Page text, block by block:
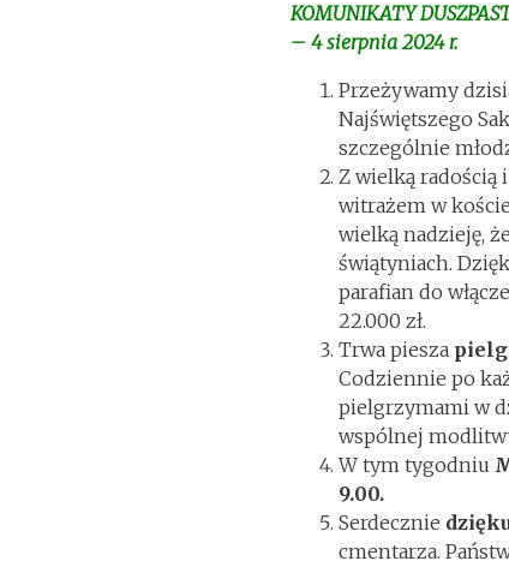
KOMUNIKATY
– 4 sierpnia 2024 r.
Przeżywamy
Najświętszego
szczególnie
Z wielką radością
witrażem w
wielką nadzieję,
świątyniach.
parafian do
22.000 zł.
Trwa piesza
Codziennie po
pielgrzymami w
wspólnej
W tym tygodniu
9.00.
Serdecznie
cmentarza.